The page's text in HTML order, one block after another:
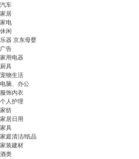
汽车
家居
家电
休闲
乐器 京东母婴
广告
家用电器
厨具
宠物生活
电脑、办公
服饰内衣
个人护理
家纺
家居日用
家具
家庭清洁/纸品
家装建材
酒类